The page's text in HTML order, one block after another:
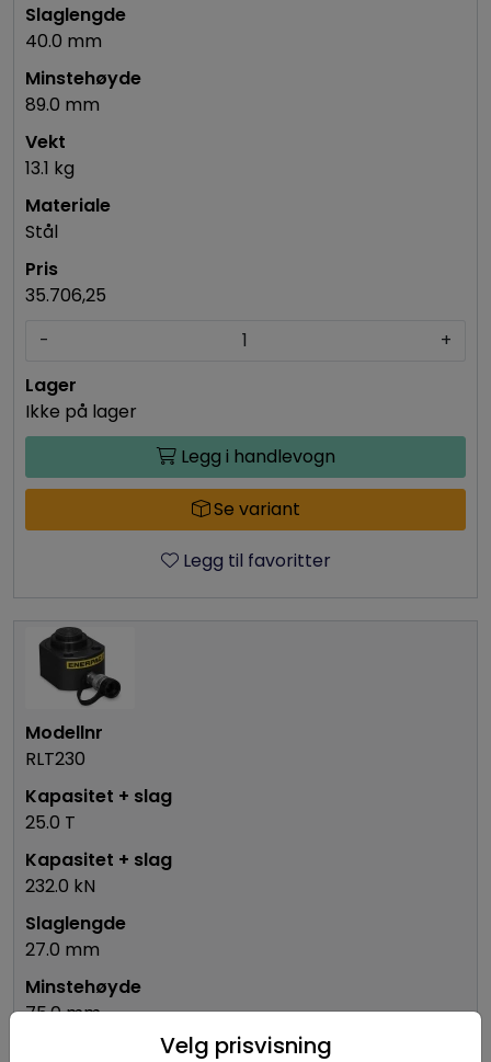
40.0 mm
89.0 mm
13.1 kg
Stål
35.706,25
-
+
Ikke på lager
Legg i handlevogn
Se variant
Legg til favoritter
RLT230
25.0 T
232.0 kN
27.0 mm
75.0 mm
Velg prisvisning